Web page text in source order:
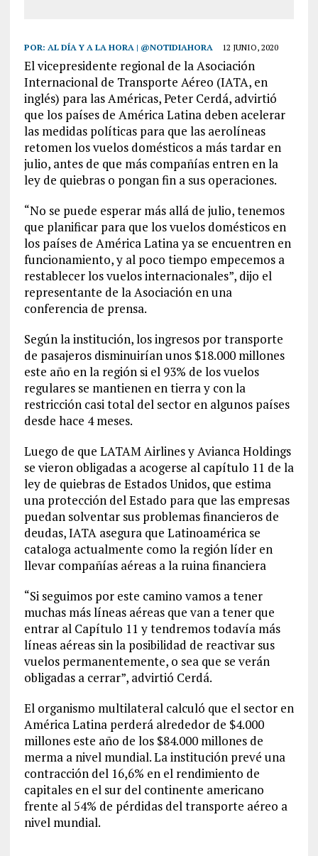
POR: AL DÍA Y A LA HORA | @NOTIDIAHORA 12 JUNIO, 2020
El vicepresidente regional de la Asociación
Internacional de Transporte Aéreo (IATA, en
inglés) para las Américas, Peter Cerdá, advirtió
que los países de América Latina deben acelerar
las medidas políticas para que las aerolíneas
retomen los vuelos domésticos a más tardar en
julio, antes de que más compañías entren en la
ley de quiebras o pongan fin a sus operaciones.
“No se puede esperar más allá de julio, tenemos
que planificar para que los vuelos domésticos en
los países de América Latina ya se encuentren en
funcionamiento, y al poco tiempo empecemos a
restablecer los vuelos internacionales”, dijo el
representante de la Asociación en una
conferencia de prensa.
Según la institución, los ingresos por transporte
de pasajeros disminuirían unos $18.000 millones
este año en la región si el 93% de los vuelos
regulares se mantienen en tierra y con la
restricción casi total del sector en algunos países
desde hace 4 meses.
Luego de que LATAM Airlines y Avianca Holdings
se vieron obligadas a acogerse al capítulo 11 de la
ley de quiebras de Estados Unidos, que estima
una protección del Estado para que las empresas
puedan solventar sus problemas financieros de
deudas, IATA asegura que Latinoamérica se
cataloga actualmente como la región líder en
llevar compañías aéreas a la ruina financiera
“Si seguimos por este camino vamos a tener
muchas más líneas aéreas que van a tener que
entrar al Capítulo 11 y tendremos todavía más
líneas aéreas sin la posibilidad de reactivar sus
vuelos permanentemente, o sea que se verán
obligadas a cerrar”, advirtió Cerdá.
El organismo multilateral calculó que el sector en
América Latina perderá alrededor de $4.000
millones este año de los $84.000 millones de
merma a nivel mundial. La institución prevé una
contracción del 16,6% en el rendimiento de
capitales en el sur del continente americano
frente al 54% de pérdidas del transporte aéreo a
nivel mundial.